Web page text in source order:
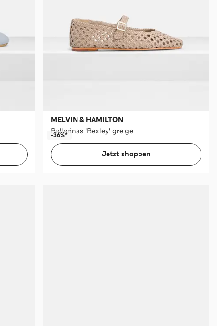
MELVIN & HAMILTON
Ballerinas 'Bexley' greige
-36%*
Jetzt shoppen